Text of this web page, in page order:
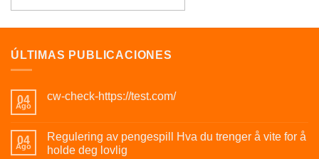
ÚLTIMAS PUBLICACIONES
04
Ago
cw-check-https://test.com/
04
Ago
Regulering av pengespill Hva du trenger å vite for å
holde deg lovlig